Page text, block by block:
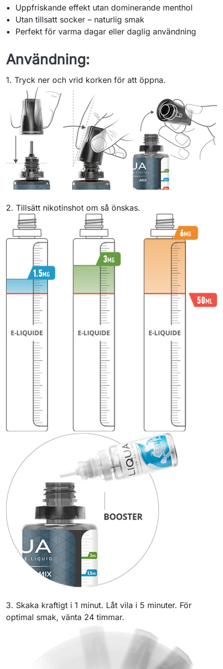
Uppfriskande effekt utan dominerande menthol
Utan tillsatt socker – naturlig smak
Perfekt för varma dagar eller daglig användning
Användning:
1. Tryck ner och vrid korken för att öppna.
2. Tillsätt nikotinshot om så önskas.
3. Skaka kraftigt i 1 minut. Låt vila i 5 minuter. För
optimal smak, vänta 24 timmar.